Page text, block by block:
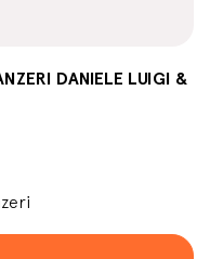
DANIELE LUIGI &